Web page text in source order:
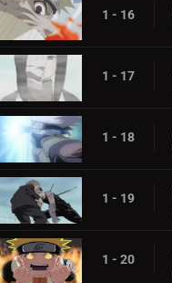
1 - 16
1 - 17
1 - 18
1 - 19
1 - 20